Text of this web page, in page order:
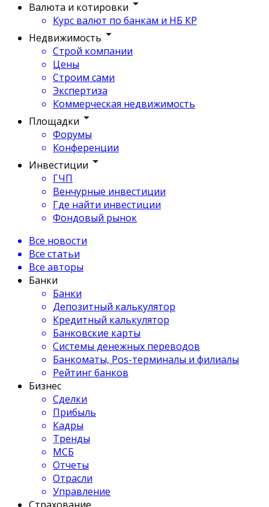
Валюта и котировки
Курс валют по банкам и НБ КР
Недвижимость
Строй компании
Цены
Строим сами
Экспертиза
Коммерческая недвижимость
Площадки
Форумы
Конференции
Инвестиции
ГЧП
Венчурные инвестиции
Где найти инвестиции
Фондовый рынок
Все новости
Все статьи
Все авторы
Банки
Банки
Депозитный калькулятор
Кредитный калькулятор
Банковские карты
Системы денежных переводов
Банкоматы, Pos-терминалы и филиалы
Рейтинг банков
Бизнес
Сделки
Прибыль
Кадры
Тренды
МСБ
Отчеты
Отрасли
Управление